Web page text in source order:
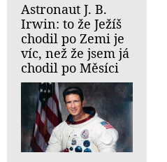
Astronaut J. B.
Irwin: to že Ježíš
chodil po Zemi je
víc, než že jsem já
chodil po Měsíci